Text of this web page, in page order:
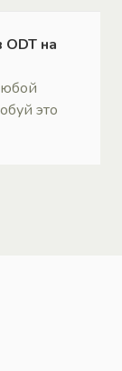
ODT на
это